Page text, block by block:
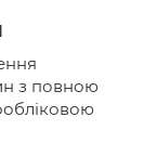
з повною